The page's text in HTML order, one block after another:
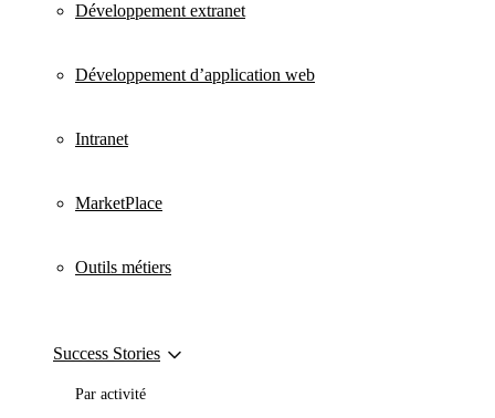
Développement extranet
Développement d’application web
Intranet
MarketPlace
Outils métiers
Success Stories
Par activité